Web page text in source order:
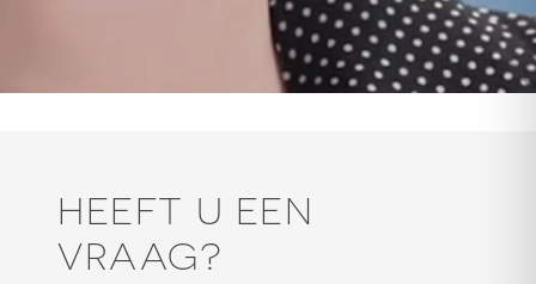
HEEFT U EEN
VRAAG?